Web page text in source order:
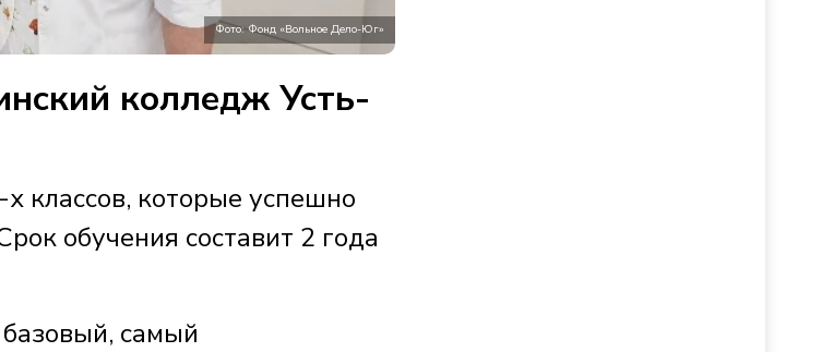
Фото: Фонд «Вольное Дело-Юг»
колледж Усть-
классов, которые успешно
обучения составит 2 года
самый